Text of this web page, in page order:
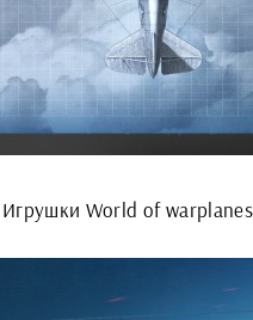
Игрушки World of warplanes